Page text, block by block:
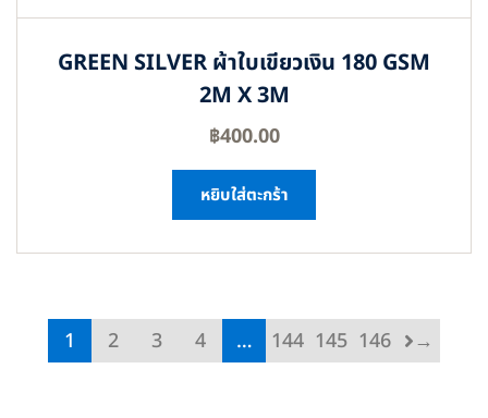
GREEN SILVER ผ้าใบเขียวเงิน 180 GSM
2M X 3M
฿400.00
หยิบใส่ตะกร้า
1 2 3 4 … 144 145 146 →